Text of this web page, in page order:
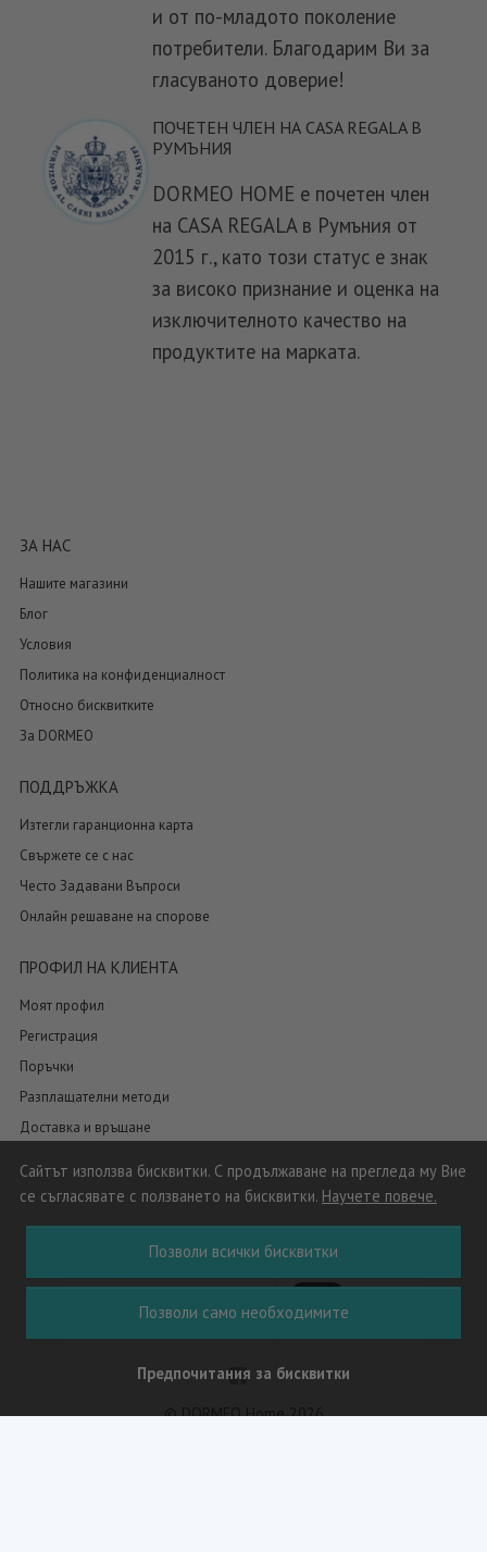
Сайтът използва бисквитки. С продължаване на прегледа му Вие
се съгласявате с ползването на бисквитки. Научете повече.
Позволи всички бисквитки
Позволи само необходимите
Предпочитания за бисквитки
и от по-младото поколение
потребители. Благодарим Ви за
гласуваното доверие!
ПОЧЕТЕН ЧЛЕН НА CASA REGALA В
РУМЪНИЯ
DORMEO HOME е почетен член
на CASA REGALA в Румъния от
2015 г., като този статус е знак
за високо признание и оценка на
изключителното качество на
продуктите на марката.
ЗА НАС
Нашите магазини
Блог
Условия
Политика на конфиденциалност
Относно бисквитките
За DORMEO
ПОДДРЪЖКА
Изтегли гаранционна карта
Свържете се с нас
Често Задавани Въпроси
Онлайн решаване на спорове
ПРОФИЛ НА КЛИЕНТА
Моят профил
Регистрация
Поръчки
Разплащателни методи
Доставка и връщане
© DORMEO Home 2026